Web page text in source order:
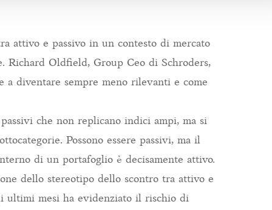
attivo e passivo in un contesto di mercato
Richard Oldfield, Group Ceo di Schroders,
a diventare sempre meno rilevanti e come
che non replicano indici ampi, ma si
Possono essere passivi, ma il
di un portafoglio è decisamente attivo.
dello stereotipo dello scontro tra attivo e
ultimi mesi ha evidenziato il rischio di